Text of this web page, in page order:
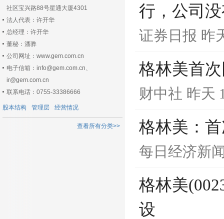
社区宝兴路88号星通大厦4301
法人代表：许开华
总经理：许开华
董秘：潘骅
公司网址：www.gem.com.cn
电子信箱：info@gem.com.cn、
ir@gem.com.cn
联系电话：0755-33386666
股本结构 管理层 经营情况
查看所有分类>>
行，公司
证券日报 昨
格林美首
财中社 昨天
格林美：
每日经济新
格林美
设